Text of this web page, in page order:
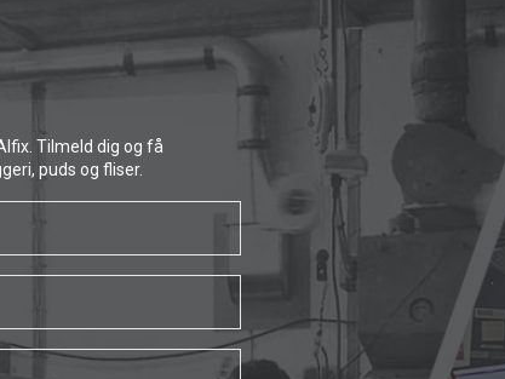
Tilmeld dig og få
puds og fliser.